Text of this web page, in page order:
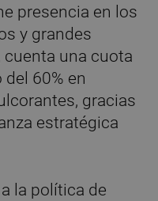
presencia en los
y grandes
una cuota
60% en
gracias
estratégica
la política de